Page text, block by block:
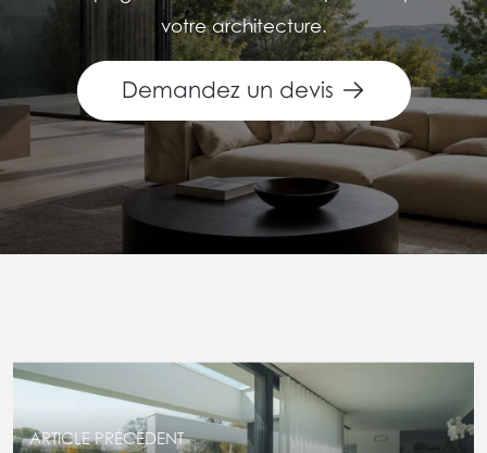
votre architecture.
Demandez un devis
ARTICLE PRÉCÉDENT